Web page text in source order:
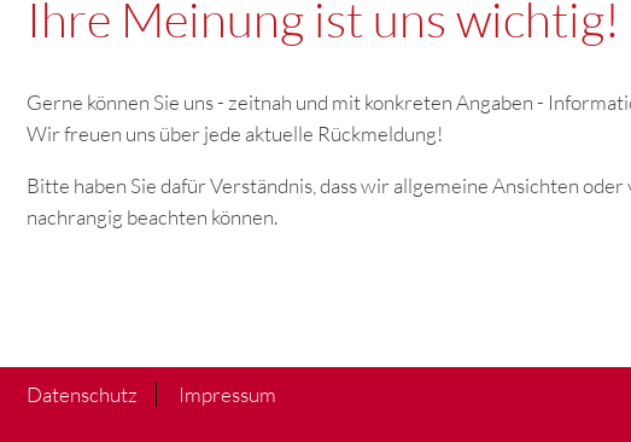
Ihre Meinung ist uns wichtig!
Gerne können Sie uns - zeitnah und mit konkreten Angaben -
Wir freuen uns über jede aktuelle Rückmeldung!
Bitte haben Sie dafür Verständnis, dass wir allgemeine Ansichten
nachrangig beachten können.
Datenschutz Impressum